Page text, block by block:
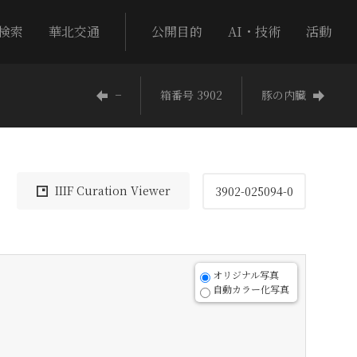
索 華北交通 公開目的 AI・技術 活動
− 箱番号 3902 豚の内臓
IIIF Curation Viewer 3902-025094-0
オリジナル写真
自動カラー化写真